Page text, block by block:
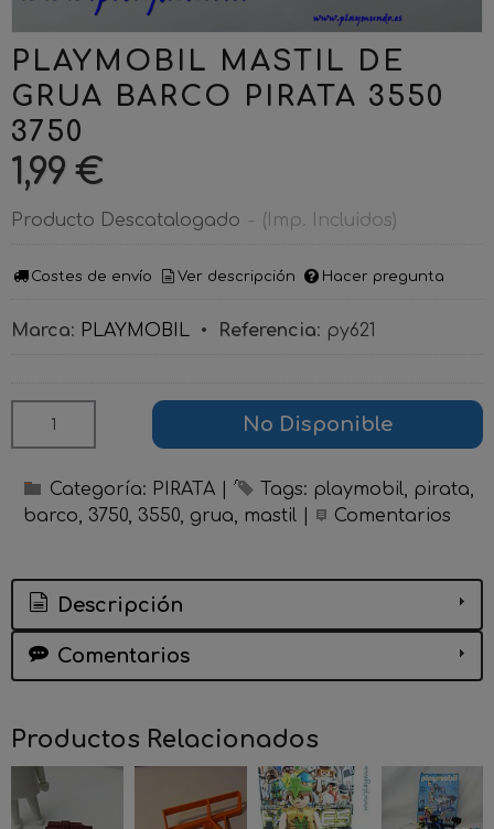
PLAYMOBIL MASTIL DE
GRUA BARCO PIRATA 3550
3750
1,99 €
Producto Descatalogado - (Imp. Incluidos)
Costes de envío Ver descripción Hacer pregunta
Marca: PLAYMOBIL • Referencia: py621
No Disponible
Categoría: PIRATA Tags: playmobil
pirata
barco
3750 3550 grua mastil Comentarios
Descripción
Comentarios
Productos Relacionados